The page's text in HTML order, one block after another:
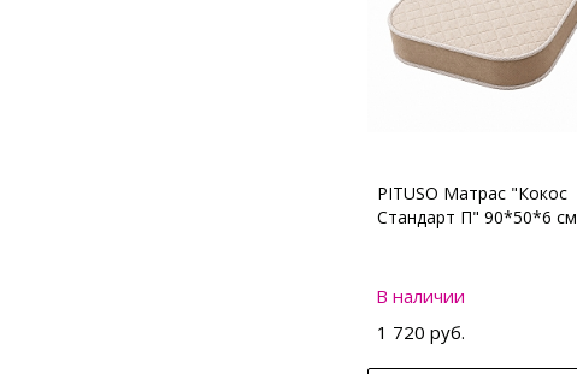
PITUSO Матрас "Кокос
Стандарт П" 90*50*6 см
В наличии
1 720 руб.